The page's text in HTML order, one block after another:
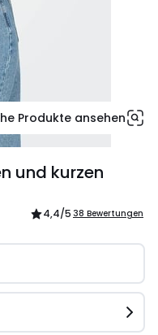
Produkte ansehen
und kurzen
4,4/5 38 Bewertungen